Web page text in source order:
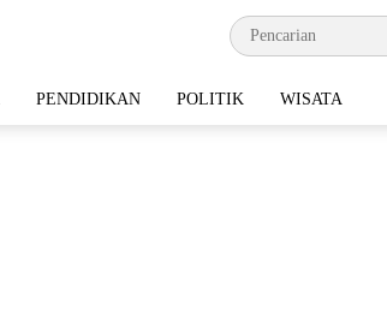
PENDIDIKAN POLITIK WISATA